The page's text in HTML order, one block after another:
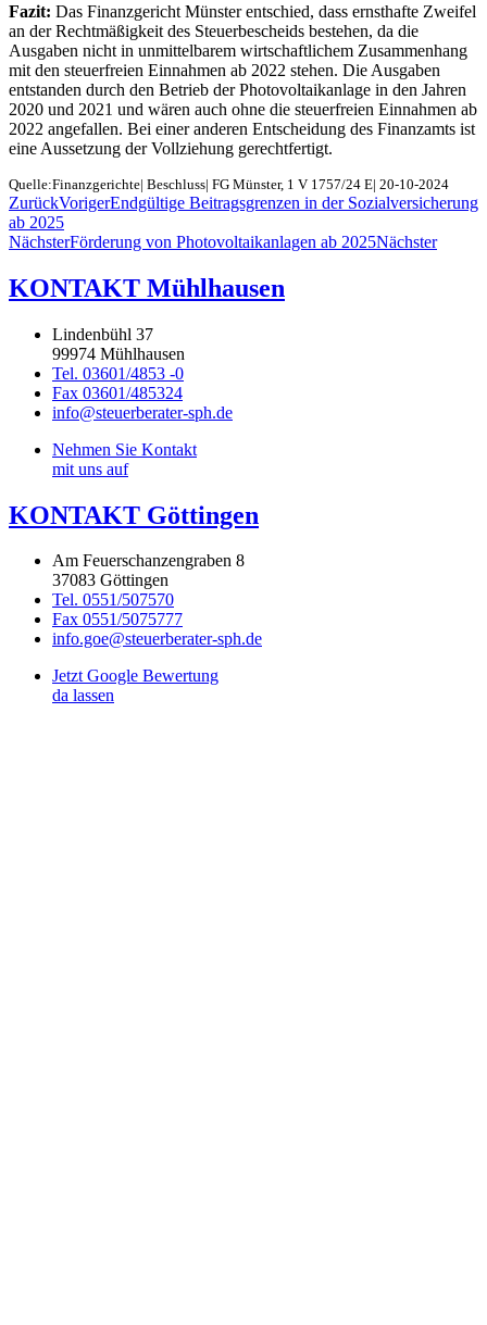
Fazit: Das Finanzgericht Münster entschied, dass ernsthafte Zweifel
an der Rechtmäßigkeit des Steuerbescheids bestehen, da die
Ausgaben nicht in unmittelbarem wirtschaftlichem Zusammenhang
mit den steuerfreien Einnahmen ab 2022 stehen. Die Ausgaben
entstanden durch den Betrieb der Photovoltaikanlage in den Jahren
2020 und 2021 und wären auch ohne die steuerfreien Einnahmen ab
2022 angefallen. Bei einer anderen Entscheidung des Finanzamts ist
eine Aussetzung der Vollziehung gerechtfertigt.
Quelle:Finanzgerichte| Beschluss| FG Münster, 1 V 1757/24 E| 20-10-2024
ZurückVorigerEndgültige Beitragsgrenzen in der Sozialversicherung
ab 2025
NächsterFörderung von Photovoltaikanlagen ab 2025Nächster
KONTAKT Mühlhausen
Lindenbühl 37
99974 Mühlhausen
Tel. 03601/4853 -0
Fax 03601/485324
info@steuerberater-sph.de
Nehmen Sie Kontakt
mit uns auf
KONTAKT Göttingen
Am Feuerschanzengraben 8
37083 Göttingen
Tel. 0551/507570
Fax 0551/5075777
info.goe@steuerberater-sph.de
Jetzt Google Bewertung
da lassen